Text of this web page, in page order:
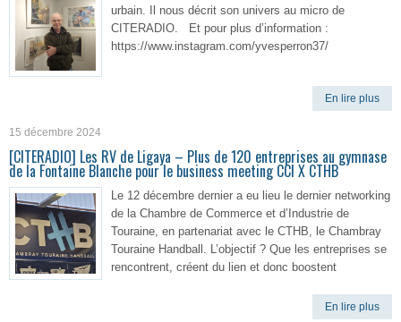
urbain. Il nous décrit son univers au micro de
CITERADIO. Et pour plus d’information :
https://www.instagram.com/yvesperron37/
En lire plus
15 décembre 2024
[CITERADIO] Les RV de Ligaya – Plus de 120 entreprises au gymnase
de la Fontaine Blanche pour le business meeting CCI X CTHB
Le 12 décembre dernier a eu lieu le dernier networking
de la Chambre de Commerce et d’Industrie de
Touraine, en partenariat avec le CTHB, le Chambray
Touraine Handball. L’objectif ? Que les entreprises se
rencontrent, créent du lien et donc boostent
En lire plus